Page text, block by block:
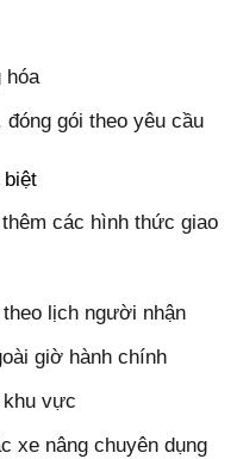
hóa
gói theo yêu cầu
biệt
các hình thức giao
lịch người nhận
giờ hành chính
khu vực
xe nâng chuyên dụng